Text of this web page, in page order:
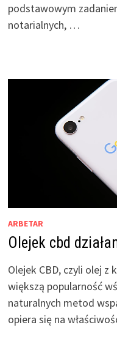
podstawowym
notarialnych, …
ARBETAR
Olejek cbd
Olejek CBD, czyli olej z
większą popularność
naturalnych metod
opiera się na